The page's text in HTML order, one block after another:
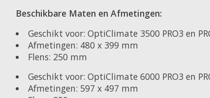
Beschikbare Maten en Afmetingen:
Geschikt voor: OptiClimate 3500 PRO3 en
Afmetingen: 480 x 399 mm
Flens: 250 mm
Geschikt voor: OptiClimate 6000 PRO3 en
Afmetingen: 597 x 497 mm